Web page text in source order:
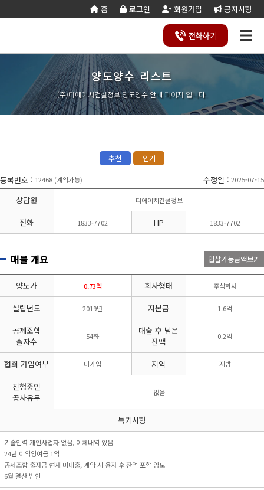
홈 로그인 회원가입 공지사항
전화하기
회사
소개
사업
영역
조직
도 는
길
합
건
설
업
토목건축
공사업
경설비공
조경공사
전문건설업
지반조성·포
장공사업
실내건축공
사업
도장·습식·방 조경식재·시
비계공사업
비공사업
철도·궤도공
사업
철강구조물공
붕
건축물조립공
사업
기타공
사업
전기공사업 정보통신
공사업
업자
나무병원
석면해제
산림사업법
인
에너지절
약전문기
업
엔지니어링
사업자
전문관리
설계시공업
문기관/
안전점검전
문기관
지하수개발
차
담
하
기
양도
양수
리스
트
양도
양수
절차
기업
진단
공
제
조
합
실
태
조
사
기
재
사
항
변
경
공
능
력
가
·
합
잔고
증명
법령
서식
국가
계약
법령
관계
서식
건설
업등
록서
식
법시
행규
칙
서식
실질
자본
금
계산
기
세무
계산
기
양도양수 리스트
(주)디에이치건설정보 양도양수 안내 페이지 입니다.
추천 인기
등록번호 : 12468 (계약가능) 수정일 : 2025-07-15
상담원 디에이치건설정보
전화 1833-7702 HP 1833-7702
매물 개요 입찰가능금액보기
양도가 0.73억 회사형태 주식회사
설립년도 2019년 자본금 1.6억
공제조합
출자수
54좌
대출 후 남은
잔액
0.2억
협회 가입여부 미가입 지역 지방
진행중인
공사유무
없음
특기사항
기술인력 개인사업자 없음, 이체내역 있음
24년 이익잉여금 1억
공제조합 출자금 현재 미대출, 계약 시 융자 후 잔액 포함 양도
6월 결산 법인